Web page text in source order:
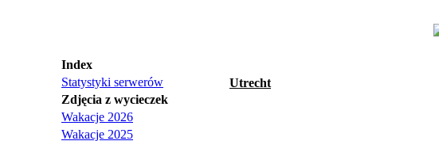
Index
Statystyki serwerów
Zdjęcia z wycieczek
Wakacje 2026
Wakacje 2025
Utrecht